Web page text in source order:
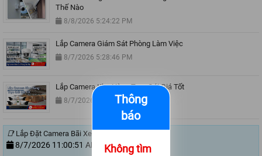
Thông
báo
Không tìm
Thế Nào
8/8/2026 5:24:22 PM
Lắp Camera Giám Sát Phòng Làm Việc
8/7/2026 5:28:46 PM
Lắp Camera Kho Hàng Trọn Gói Giá Tốt
8/7/2026 3:23:06 PM
📑 Lắp Đặt Camera Bãi Xe
8/7/2026 11:00:51 AM